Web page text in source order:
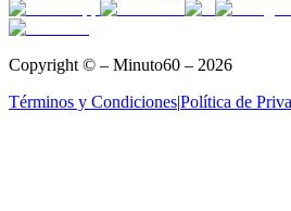
Copyright © – Minuto60 – 2026
Términos y Condiciones|Política de